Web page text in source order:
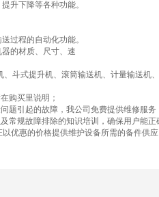
升下降等各种功能。
过程的自动化功能。
的材质、尺寸、速
斗式提升机、滚筒输送机、计量输送机
购买里说明；
题引起的故障，我公司免费提供维修服
常规故障排除的知识培训，确保用户能正
优惠的价格提供维护设备所需的备件供应